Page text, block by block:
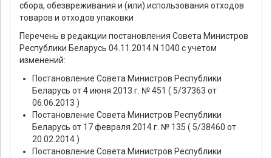
сбора, обезвреживания и (или) использования отходов
товаров и отходов упаковки
Перечень в редакции постановления Совета Министров
Республики Беларусь 04.11.2014 N 1040 с учетом
изменений:
Постановление Совета Министров Республики
Беларусь от 4 июня 2013 г. № 451 ( 5/37363 от
06.06.2013 )
Постановление Совета Министров Республики
Беларусь от 17 февраля 2014 г. № 135 ( 5/38460 от
20.02.2014 )
Постановление Совета Министров Республики